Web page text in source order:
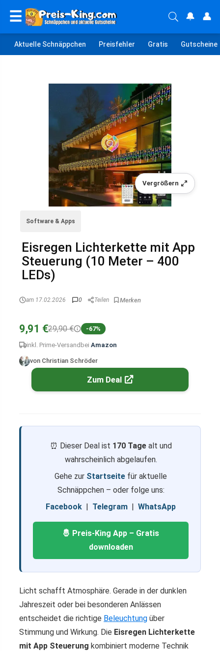
☰ 🔔 👤
Aktuelle Schnäppchen Preisfehler Gratis Gutscheine
Vergrößern
Software & Apps
Eisregen Lichterkette mit App
Steuerung (10 Meter – 400
LEDs)
am 17.02.2026 0 Teilen
9,91 €29,90 € -67%
inkl. Prime-Versand bei Amazon
von Christian Schröder
Zum Deal
⏰ Dieser Deal ist 170 Tagealt und
wahrscheinlich abgelaufen.
Gehe zur Startseite für aktuelle
Schnäppchen – oder folge uns:
Facebook | Telegram | WhatsApp
🤴 Preis-King App – Gratis
downloaden
Licht schafft Atmosphäre. Gerade in der dunklen
Jahreszeit oder bei besonderen Anlässen
entscheidet die richtige Beleuchtung über
Stimmung und Wirkung. Die Eisregen Lichterkette
mit App Steuerung kombiniert moderne Technik